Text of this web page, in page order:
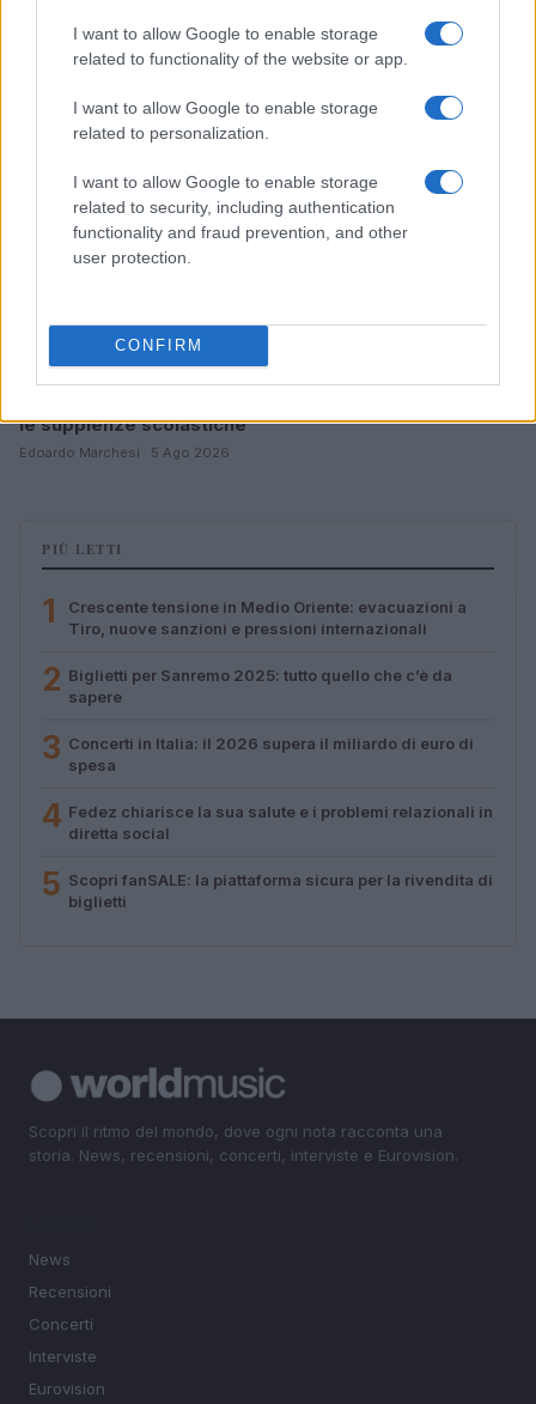
I want to allow Google to enable storage
related to functionality of the website or app.
I want to allow Google to enable storage
related to personalization.
I want to allow Google to enable storage
related to security, including authentication
functionality and fraud prevention, and other
user protection.
CONFIRM
NEWS
le supplenze scolastiche
Edoardo Marchesi · 5 Ago 2026
PIÙ LETTI
1
Crescente tensione in Medio Oriente: evacuazioni a
Tiro, nuove sanzioni e pressioni internazionali
2 Biglietti per Sanremo 2025: tutto quello che c’è da
sapere
3 Concerti in Italia: il 2026 supera il miliardo di euro di
spesa
4 Fedez chiarisce la sua salute e i problemi relazionali in
diretta social
5 Scopri fanSALE: la piattaforma sicura per la rivendita di
biglietti
Scopri il ritmo del mondo, dove ogni nota racconta una
storia. News, recensioni, concerti, interviste e Eurovision.
News
Recensioni
Concerti
Interviste
Eurovision